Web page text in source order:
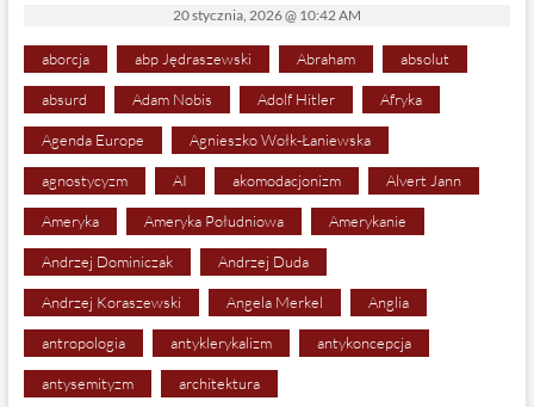
20 stycznia, 2026 @ 10:42 AM
aborcja abp Jędraszewski Abraham absolut
absurd Adam Nobis Adolf Hitler Afryka
Agenda Europe Agnieszko Wołk-Łaniewska
agnostycyzm AI akomodacjonizm Alvert Jann
Ameryka Ameryka Południowa Amerykanie
Andrzej Dominiczak Andrzej Duda
Andrzej Koraszewski Angela Merkel Anglia
antropologia antyklerykalizm antykoncepcja
antysemityzm architektura